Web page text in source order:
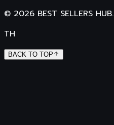
© 2026 BEST SELLERS HUB.
TH
BACK TO TOP